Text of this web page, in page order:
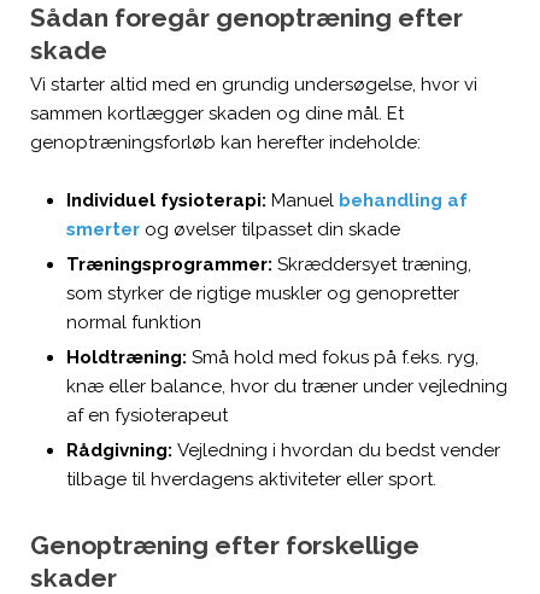
Sådan foregår genoptræning efter
skade
Vi starter altid med en grundig undersøgelse, hvor vi
sammen kortlægger skaden og dine mål. Et
genoptræningsforløb kan herefter indeholde:
Individuel fysioterapi: Manuel behandling af
smerterog øvelser tilpasset din skade
Træningsprogrammer: Skræddersyet træning,
som styrker de rigtige muskler og genopretter
normal funktion​
Holdtræning: Små hold med fokus på f.eks. ryg,
knæ eller balance, hvor du træner under vejledning
af en fysioterapeut​
Rådgivning: Vejledning i hvordan du bedst vender
tilbage til hverdagens aktiviteter eller sport.
Genoptræning efter forskellige
skader